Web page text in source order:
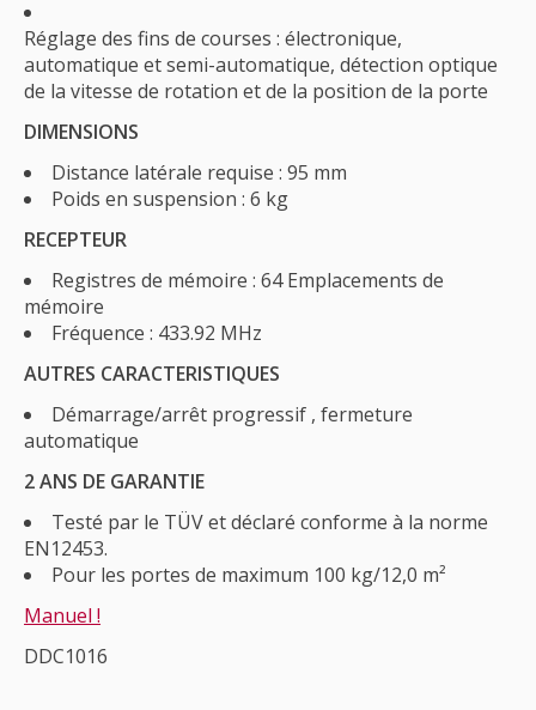
Réglage des fins de courses : électronique,
automatique et semi-automatique, détection optique
de la vitesse de rotation et de la position de la porte
DIMENSIONS
Distance latérale requise : 95 mm
Poids en suspension : 6 kg
RECEPTEUR
Registres de mémoire : 64 Emplacements de
mémoire
Fréquence : 433.92 MHz
AUTRES CARACTERISTIQUES
Démarrage/arrêt progressif , fermeture
automatique
2 ANS DE GARANTIE
Testé par le TÜV et déclaré conforme à la norme
EN12453.
Pour les portes de maximum 100 kg/12,0 m²
Manuel !
DDC1016